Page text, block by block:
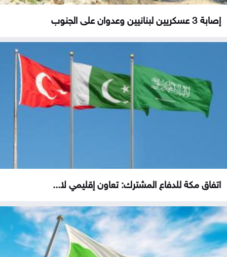
إصابة 3 عسكريين لبنانيين وعدوان على الجنوب
اتفاق مكة للدفاع المشترك: تعاون إقليمي لا...